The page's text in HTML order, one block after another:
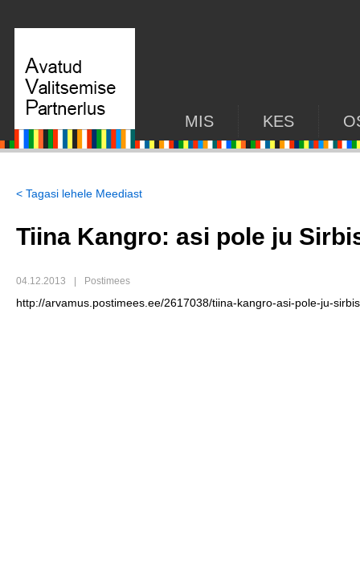
MIS KES
< Tagasi lehele Meediast
Tiina Kangro: asi pole ju
04.12.2013 Postimees
http://arvamus.postimees.ee/2617038/tiina-kangro-asi-pole-ju-sirbis